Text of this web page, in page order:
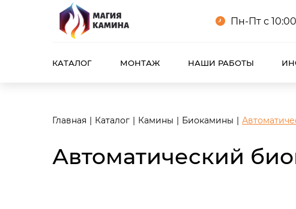
<meta name="robots" content="noindex, follow"/>
Пн-Пт с
КАТАЛОГ МОНТАЖ НАШИ РАБОТЫ
Главная Каталог Камины Биокамины
Автоматический